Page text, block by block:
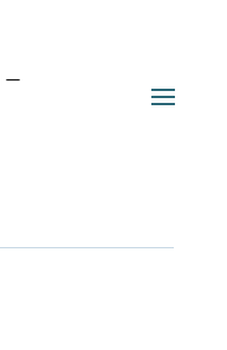
—